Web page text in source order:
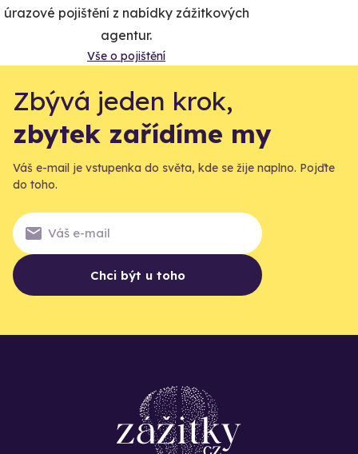
úrazové pojištění z nabídky zážitkových
agentur.
Vše o pojištění
Zbývá jeden krok,
zbytek zařídíme my
Váš e-mail je vstupenka do světa, kde se žije naplno. Pojďte
do toho.
Chci být u toho